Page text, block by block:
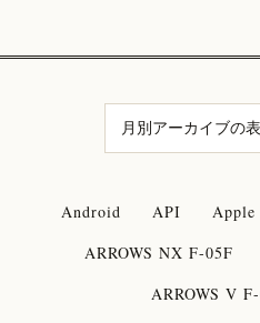
Android API Apple
ARROWS NX F-05F
ARROWS V